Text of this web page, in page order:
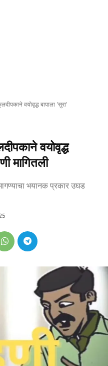
वयोवृद्ध बापाला 'सुरा'
वयोवृद्ध
मागितली
भयानक प्रकार उघड